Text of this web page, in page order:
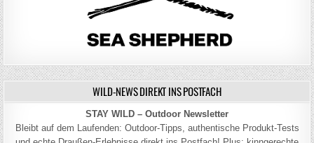
WILD-NEWS DIREKT INS POSTFACH
STAY WILD – Outdoor Newsletter
Bleibt auf dem Laufenden: Outdoor-Tipps, authentische Produkt-Tests